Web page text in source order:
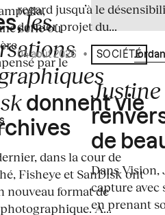
série où
par le
les
donnent vie
dans la cour de
Fisheye et SanDisk ont
nouveau format de
À...
regard jusqu’à le
dernier projet du...
04 août 2026 • Écrit par
SOCIÉTÉ
de
Dans
capture avec
en prenant